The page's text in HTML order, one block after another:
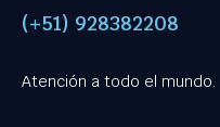
(+51) 928382208
Atención a todo el mundo.